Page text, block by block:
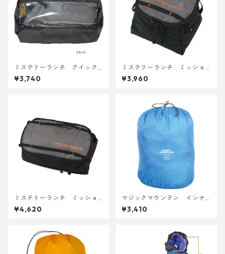
ミステリーランチ クイック
アタッチボイドバッグ スモー
ル
¥3,740
ミステリーランチ ミッショ
ンパッキングキューブ S ブラ
ック
¥3,960
ミステリーランチ ミッショ
ンパッキングキューブ M ブ
ラック
¥4,620
マジックマウンテン インナ
ーパック20
¥3,410